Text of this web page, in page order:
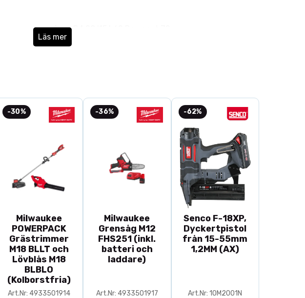
4mm D4 S8 I15 L60 Downcut Z2
6mm D6 S8 I22 L70 Downcut Z2
S= skaft
L=total längd
Z= antal skär
Downcut= skjuter spånen ner, ger en utmärkt finish på ovansidan av
materialet
Läs mer
-30%
Milwaukee
POWERPACK
Grästrimmer
M18 BLLT och
Lövblås M18
BLBLO
(Kolborstfria)
Art.Nr: 4933501914
-36%
Milwaukee
Grensåg M12
FHS251 (inkl.
batteri och
laddare)
Art.Nr: 4933501917
-62%
Senco F-18XP,
Dyckertpistol
från 15-55mm
1,2MM (AX)
Art.Nr: 10M2001N